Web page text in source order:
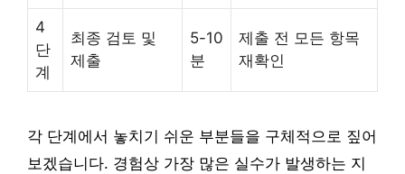
4
단
계
최종 검토 및
제출
5-10
분
제출 전 모든 항목
재확인
각 단계에서 놓치기 쉬운 부분들을 구체적으로 짚어
보겠습니다. 경험상 가장 많은 실수가 발생하는 지